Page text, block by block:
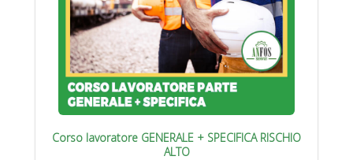
Corso lavoratore GENERALE + SPECIFICA RISCHIO
ALTO